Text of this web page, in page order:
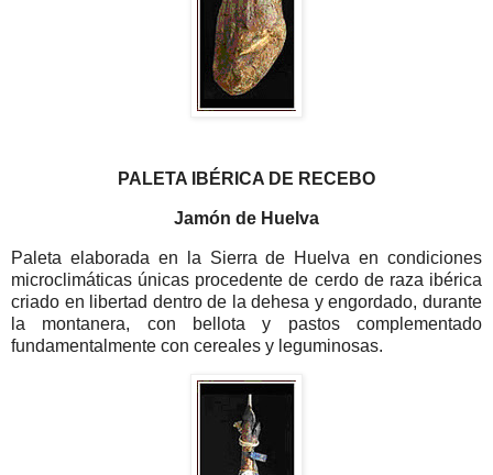
PALETA IBÉRICA DE RECEBO
Jamón de Huelva
Paleta elaborada en la Sierra de Huelva en condiciones
microclimáticas únicas procedente de cerdo de raza ibérica
criado en libertad dentro de la dehesa y engordado, durante
la montanera, con bellota y pastos complementado
fundamentalmente con cereales y leguminosas.